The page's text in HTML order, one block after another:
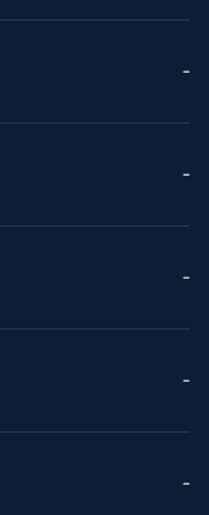
--
--
--
--
--